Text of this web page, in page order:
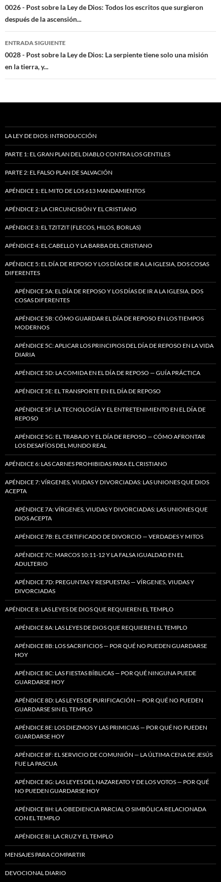
de
entradas
0026 - Post sobre la Ley de Dios: Todos los escritos que surgieron
después de la ascensión...
ENTRADA SIGUIENTE
0028 - Post sobre la Ley de Dios: La serpiente tiene solo una misión
en la tierra, y...
LA LEY DE DIOS: INTRODUCCIÓN
PARTE 1: EL GRAN PLAN DEL DIABLO CONTRA LOS GENTILES
PARTE 2: EL FALSO PLAN DE SALVACIÓN
APÉNDICE 1: EL MITO DE LOS 613 MANDAMIENTOS
APÉNDICE 2: LA CIRCUNCISIÓN Y EL CRISTIANO
APÉNDICE 3: EL TZITZIT (FLECOS, HILOS, BORLAS)
APÉNDICE 4: EL CABELLO Y LA BARBA DEL CRISTIANO
APÉNDICE 5: EL DÍA DE REPOSO Y LOS DÍAS DE IR A LA IGLESIA, DOS COSAS
DIFERENTES
APÉNDICE 5A: EL DÍA DE REPOSO Y LOS DÍAS DE IR A LA IGLESIA, DOS
COSAS DIFERENTES
APÉNDICE 5B: CÓMO GUARDAR EL DÍA DE REPOSO EN LOS TIEMPOS
MODERNOS
APÉNDICE 5C: APLICAR LOS PRINCIPIOS DEL DÍA DE REPOSO EN LA VIDA
DIARIA
APÉNDICE 5D: LA COMIDA EN EL DÍA DE REPOSO — GUÍA PRÁCTICA
APÉNDICE 5E: EL TRANSPORTE EN EL DÍA DE REPOSO
APÉNDICE 5F: LA TECNOLOGÍA Y EL ENTRETENIMIENTO EN EL DÍA DE
REPOSO
APÉNDICE 5G: EL TRABAJO Y EL DÍA DE REPOSO — CÓMO AFRONTAR
LOS DESAFÍOS DEL MUNDO REAL
APÉNDICE 6: LAS CARNES PROHIBIDAS PARA EL CRISTIANO
APÉNDICE 7: VÍRGENES, VIUDAS Y DIVORCIADAS: LAS UNIONES QUE DIOS
ACEPTA
APÉNDICE 7A: VÍRGENES, VIUDAS Y DIVORCIADAS: LAS UNIONES QUE
DIOS ACEPTA
APÉNDICE 7B: EL CERTIFICADO DE DIVORCIO — VERDADES Y MITOS
APÉNDICE 7C: MARCOS 10:11-12 Y LA FALSA IGUALDAD EN EL
ADULTERIO
APÉNDICE 7D: PREGUNTAS Y RESPUESTAS — VÍRGENES, VIUDAS Y
DIVORCIADAS
APÉNDICE 8: LAS LEYES DE DIOS QUE REQUIEREN EL TEMPLO
APÉNDICE 8A: LAS LEYES DE DIOS QUE REQUIEREN EL TEMPLO
APÉNDICE 8B: LOS SACRIFICIOS — POR QUÉ NO PUEDEN GUARDARSE
HOY
APÉNDICE 8C: LAS FIESTAS BÍBLICAS — POR QUÉ NINGUNA PUEDE
GUARDARSE HOY
APÉNDICE 8D: LAS LEYES DE PURIFICACIÓN — POR QUÉ NO PUEDEN
GUARDARSE SIN EL TEMPLO
APÉNDICE 8E: LOS DIEZMOS Y LAS PRIMICIAS — POR QUÉ NO PUEDEN
GUARDARSE HOY
APÉNDICE 8F: EL SERVICIO DE COMUNIÓN — LA ÚLTIMA CENA DE JESÚS
FUE LA PASCUA
APÉNDICE 8G: LAS LEYES DEL NAZAREATO Y DE LOS VOTOS — POR QUÉ
NO PUEDEN GUARDARSE HOY
APÉNDICE 8H: LA OBEDIENCIA PARCIAL O SIMBÓLICA RELACIONADA
CON EL TEMPLO
APÉNDICE 8I: LA CRUZ Y EL TEMPLO
MENSAJES PARA COMPARTIR
DEVOCIONAL DIARIO